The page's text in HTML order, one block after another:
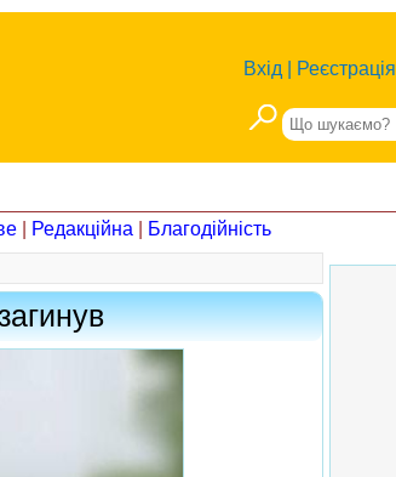
Вхід Реєстрація
Редакційна
Благодійність